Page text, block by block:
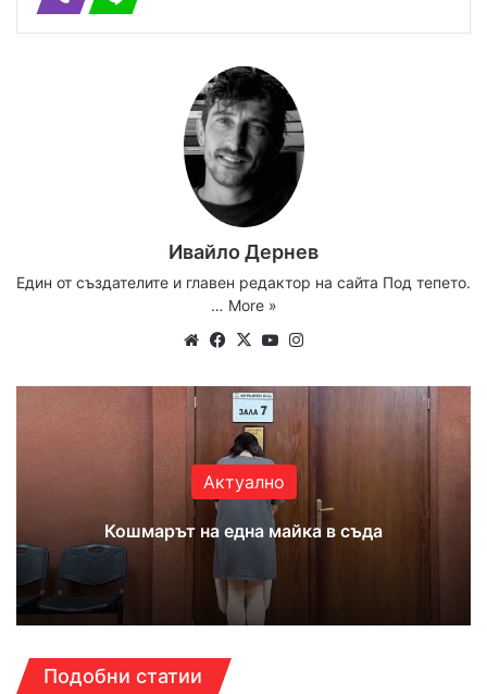
Ивайло Дернев
Един от създателите и главен редактор на сайта Под тепето.
… More »
WebsiteFacebook
X YouTube
Актуално
Кошмарът на една майка в съда
Подобни статии